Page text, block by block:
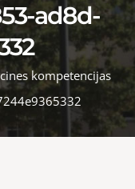
ad8d-
kompetencijas